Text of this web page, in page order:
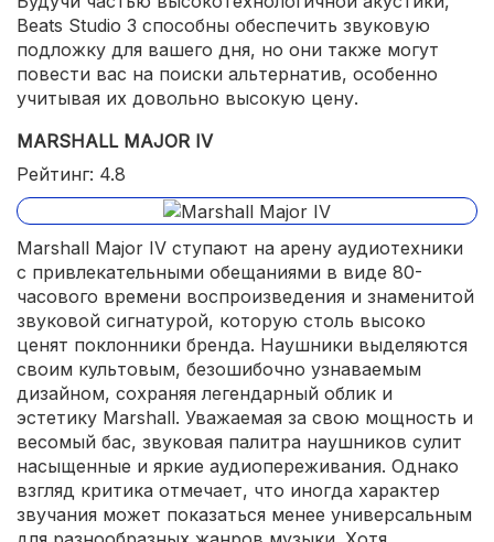
Beats Studio 3 способны обеспечить звуковую
подложку для вашего дня, но они также могут
повести вас на поиски альтернатив, особенно
учитывая их довольно высокую цену.
MARSHALL MAJOR IV
Рейтинг: 4.8
Marshall Major IV ступают на арену аудиотехники
с привлекательными обещаниями в виде 80-
часового времени воспроизведения и знаменитой
звуковой сигнатурой, которую столь высоко
ценят поклонники бренда. Наушники выделяются
своим культовым, безошибочно узнаваемым
дизайном, сохраняя легендарный облик и
эстетику Marshall. Уважаемая за свою мощность и
весомый бас, звуковая палитра наушников сулит
насыщенные и яркие аудиопереживания. Однако
взгляд критика отмечает, что иногда характер
звучания может показаться менее универсальным